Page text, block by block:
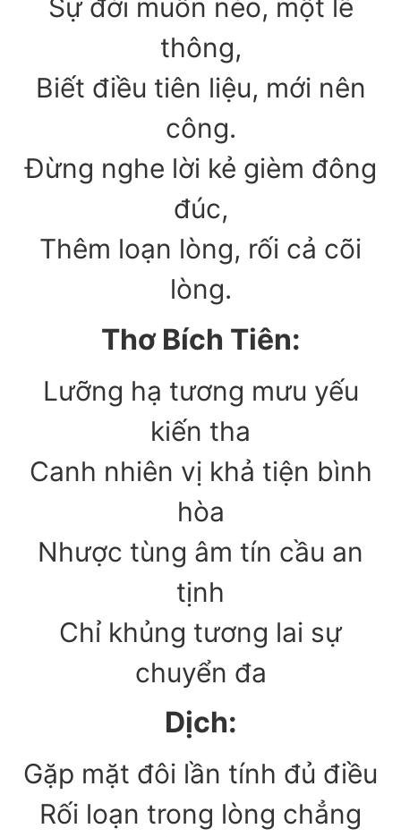
Sự đời muôn nẻo, một lẽ
thông,
Biết điều tiên liệu, mới nên
công.
Đừng nghe lời kẻ gièm đông
đúc,
Thêm loạn lòng, rối cả cõi
lòng.
Thơ Bích Tiên:
Lưỡng hạ tương mưu yếu
kiến tha
Canh nhiên vị khả tiện bình
hòa
Nhược tùng âm tín cầu an
tịnh
Chỉ khủng tương lai sự
chuyển đa
Dịch:
Gặp mặt đôi lần tính đủ điều
Rối loạn trong lòng chẳng